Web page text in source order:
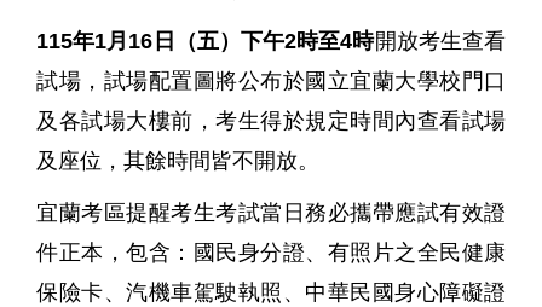
115年1月 16 日（五）下午2時至4時開放考生查看
試場，試場配置圖將公布於國立宜蘭大學校門口
及各試場大樓前，考生得於規定時間內查看試場
及座位，其餘時間皆不開放。
宜蘭考區提醒考生考試當日務必攜帶應試有效證
件正本，包含：國民身分證、有照片之全民健康
保險卡、汽機車駕駛執照、中華民國身心障礙證